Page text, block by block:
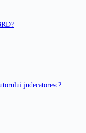
judecatoresc?